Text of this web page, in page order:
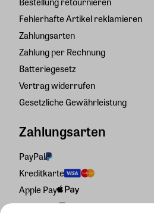
Fehlerhafte Artikel reklamieren
Zahlungsarten
Zahlung per Rechnung
Batteriegesetz
Vertrag widerrufen
Gesetzliche Gewährleistung
Zahlungsarten
PayPal
Kreditkarte
Apple Pay
Rechnung